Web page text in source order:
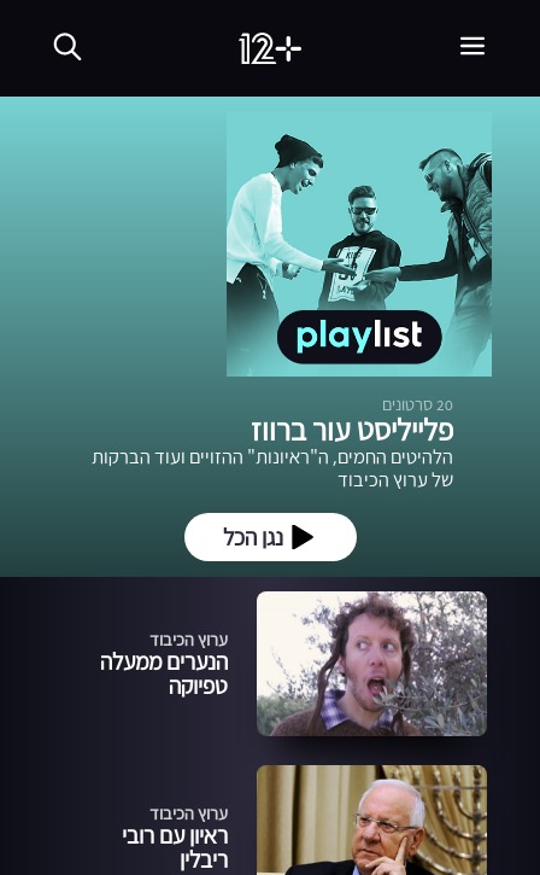
20סרטונים
פלייליסט עור ברווז
הלהיטים החמים, ה"ראיונות" ההזויים ועוד הברקות
של ערוץ הכיבוד
נגן הכל
ערוץ הכיבוד
הנערים ממעלה
טפיוקה
ערוץ הכיבוד
ראיון עם רובי
ריבלין